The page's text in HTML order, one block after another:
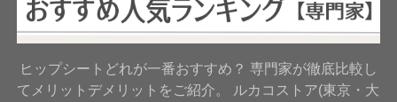
ヒップシートどれが一番おすすめ？ 専門家が徹底比較し
てメリットデメリットをご紹介。 ルカコストア(東京・大